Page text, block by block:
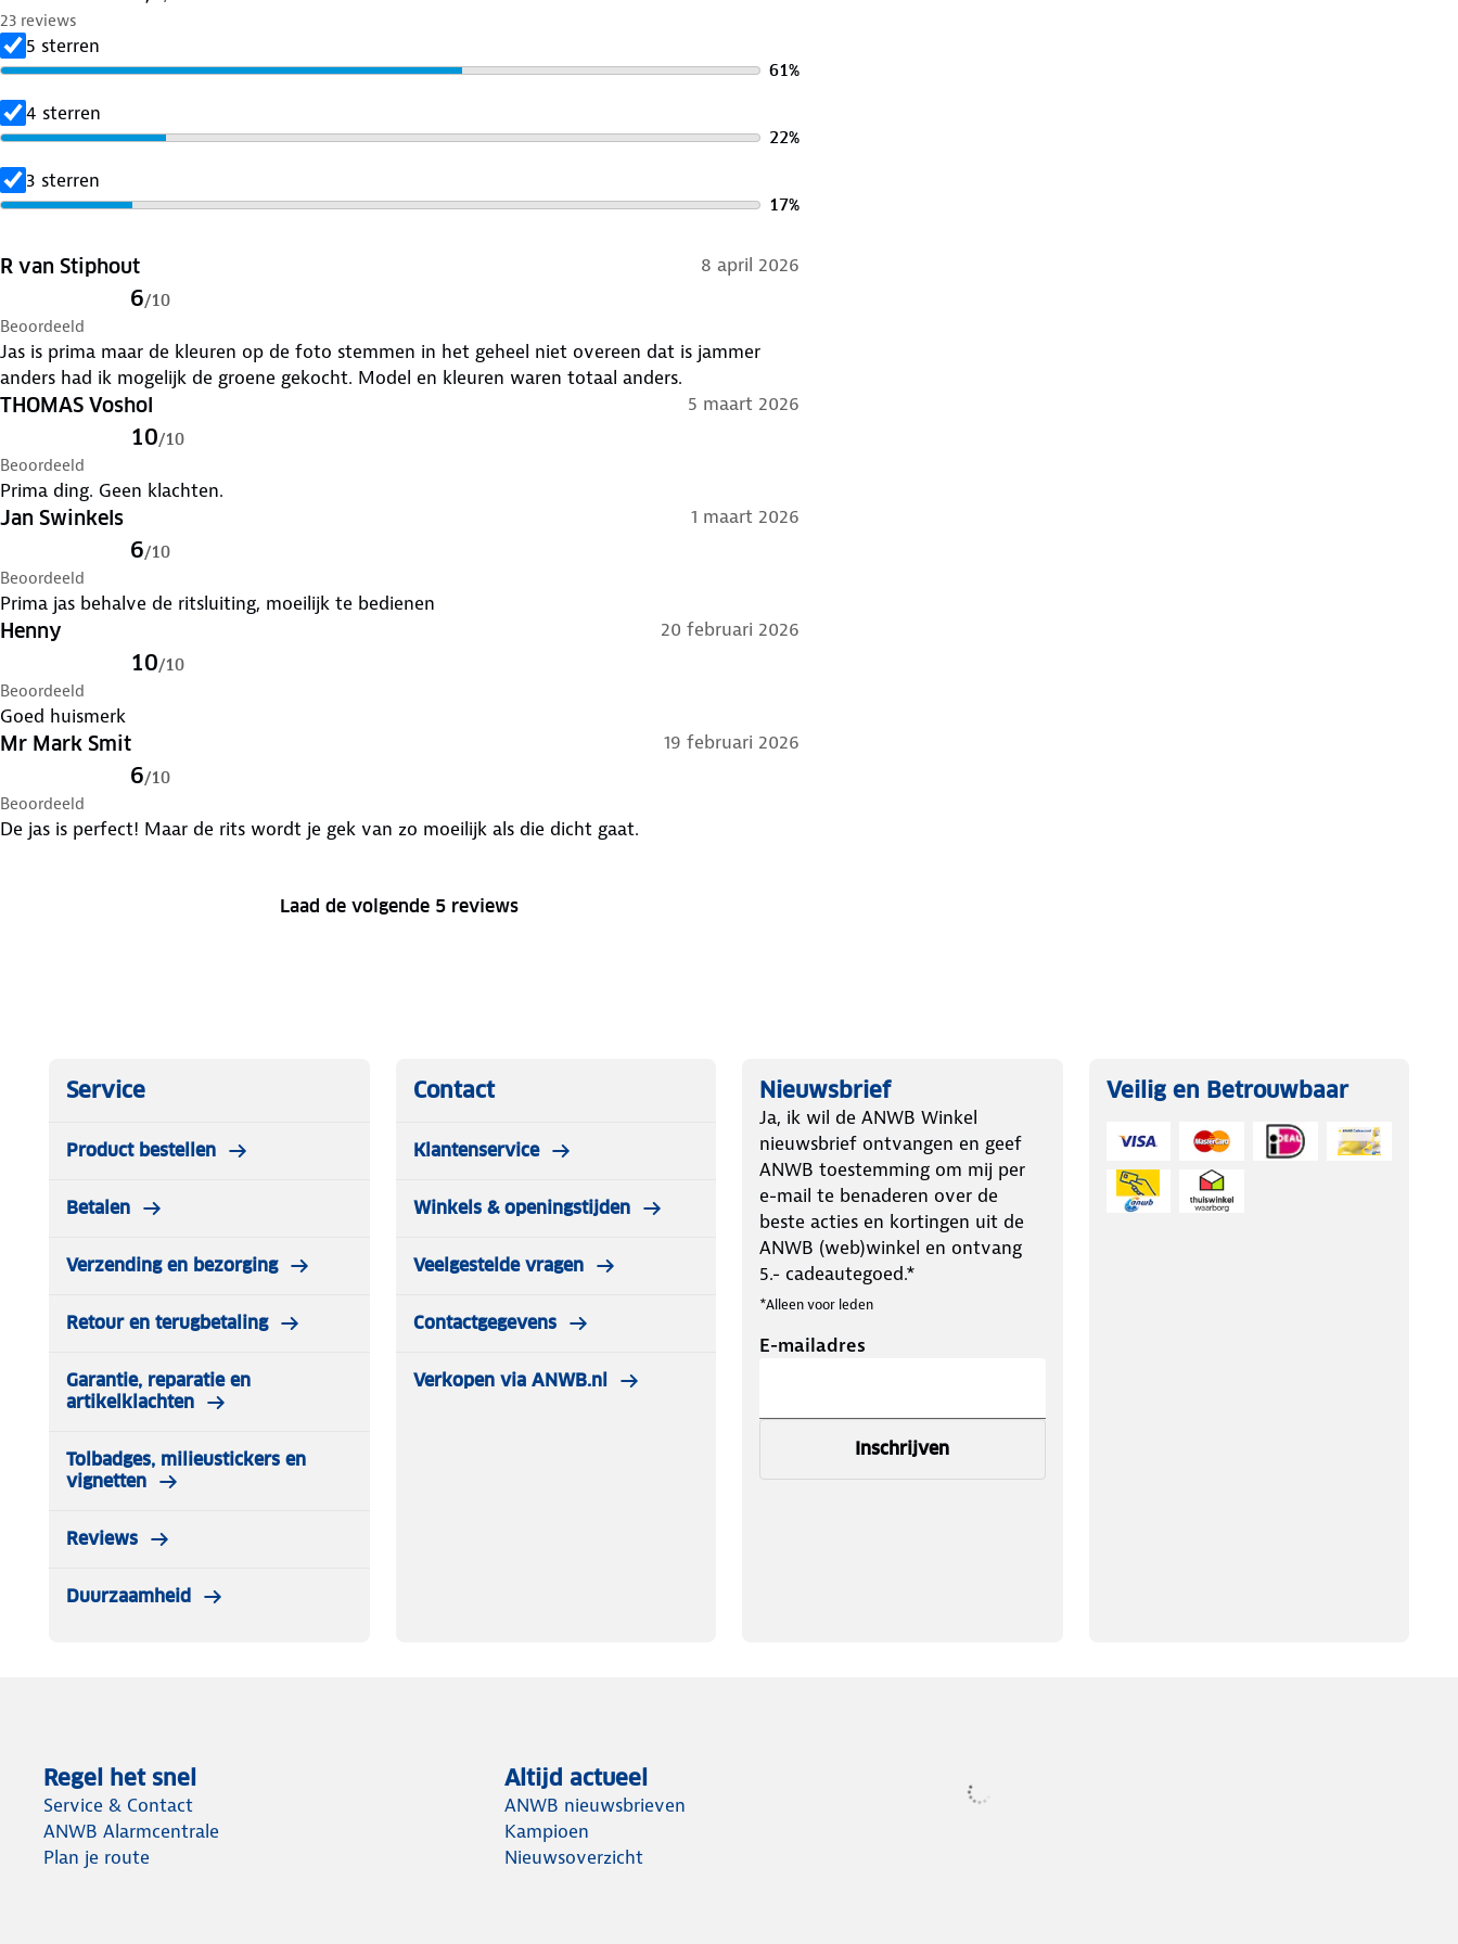
23 reviews
5 sterren
61%
4 sterren
22%
3 sterren
17%
R van Stiphout 8 april 2026
6/10
Beoordeeld
Jas is prima maar de kleuren op de foto stemmen in het geheel niet overeen dat is jammer
anders had ik mogelijk de groene gekocht. Model en kleuren waren totaal anders.
THOMAS Voshol 5 maart 2026
10/10
Beoordeeld
Prima ding. Geen klachten.
Jan Swinkels 1 maart 2026
6/10
Beoordeeld
Prima jas behalve de ritsluiting, moeilijk te bedienen
Henny 20 februari 2026
10/10
Beoordeeld
Goed huismerk
Mr Mark Smit 19 februari 2026
6/10
Beoordeeld
De jas is perfect! Maar de rits wordt je gek van zo moeilijk als die dicht gaat.
Laad de volgende 5 reviews
Service
Product bestellen
Betalen
Verzending en bezorging
Retour en terugbetaling
Garantie, reparatie en
artikelklachten
Tolbadges, milieustickers en
vignetten
Reviews
Duurzaamheid
Contact
Klantenservice
Winkels & openingstijden
Veelgestelde vragen
Contactgegevens
Verkopen via ANWB.nl
Nieuwsbrief
Ja, ik wil de ANWB Winkel
nieuwsbrief ontvangen en geef
ANWB toestemming om mij per
e-mail te benaderen over de
beste acties en kortingen uit de
ANWB (web)winkel en ontvang
5.- cadeautegoed.*
*Alleen voor leden
E-mailadres
Inschrijven
Veilig en Betrouwbaar
Regel het snel
Service & Contact
ANWB Alarmcentrale
Plan je route
Altijd actueel
ANWB nieuwsbrieven
Kampioen
Nieuwsoverzicht